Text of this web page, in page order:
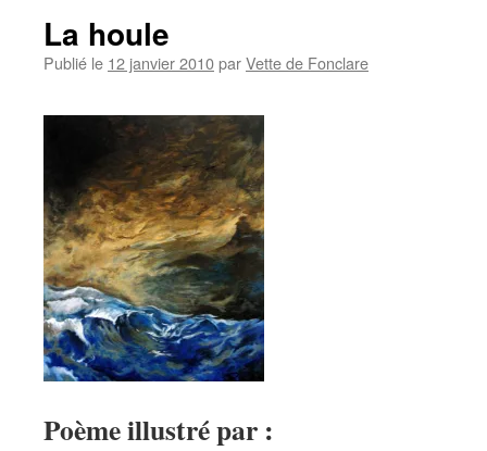
La houle
Publié le 12 janvier 2010parVette de Fonclare
Poème illustré par :